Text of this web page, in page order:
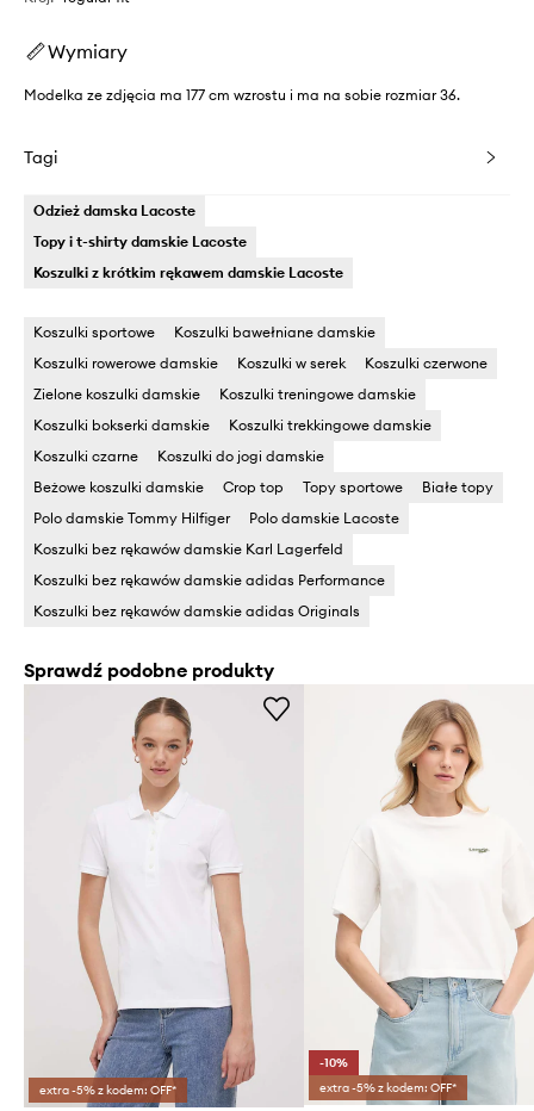
Wymiary
Modelka ze zdjęcia ma 177 cm wzrostu i ma na sobie rozmiar 36.
Tagi
Odzież damska Lacoste
Topy i t-shirty damskie Lacoste
Koszulki z krótkim rękawem damskie Lacoste
Koszulki sportowe
Koszulki bawełniane damskie
Koszulki rowerowe damskie
Koszulki w serek
Koszulki czerwone
Zielone koszulki damskie
Koszulki treningowe damskie
Koszulki bokserki damskie
Koszulki trekkingowe damskie
Koszulki czarne
Koszulki do jogi damskie
Beżowe koszulki damskie
Crop top Topy sportowe
Białe topy
Polo damskie Tommy Hilfiger
Polo damskie Lacoste
Koszulki bez rękawów damskie Karl Lagerfeld
Koszulki bez rękawów damskie adidas Performance
Koszulki bez rękawów damskie adidas Originals
Sprawdź podobne produkty
extra -5% z kodem: OFF*
-10%
extra -5% z kodem: OFF*